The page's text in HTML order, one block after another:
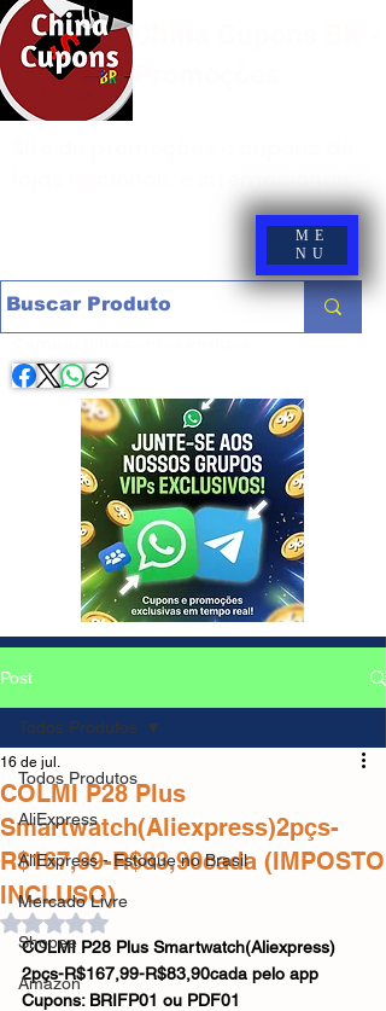
ME
NU
Post
Todos Produtos
AliExpress
AliExpress - Estoque no Brasil
Mercado Livre
Shopee
Amazon
Todos Produtos
COLMI P28 Plus
Smartwatch(Aliexpress)2pçs-
R$167,99-R$83,90cada (IMPOSTO
INCLUSO)
16 de jul.
Avaliado com NaN de 5 estrelas.
COLMI P28 Plus Smartwatch(Aliexpress)
2pçs-R$167,99-R$83,90cada pelo app
Cupons: BRIFP01 ou PDF01